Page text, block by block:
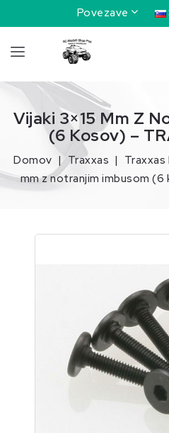
Povezave
Vijaki 3×15 Mm Z
(6 Kosov) –
Domov Traxxas Traxxas
mm z notranjim imbusom